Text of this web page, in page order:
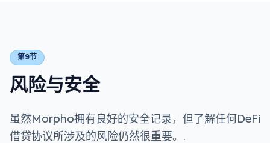
第9节
风险与安全
虽然Morpho拥有良好的安全记录，但了解任何DeFi
借贷协议所涉及的风险仍然很重要。.